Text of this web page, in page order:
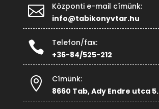

Központi e-mail címünk:
info@tabikonyvtar.hu

Telefon/fax:
+36-84/525-212

Címünk:
8660 Tab, Ady Endre utca 5.